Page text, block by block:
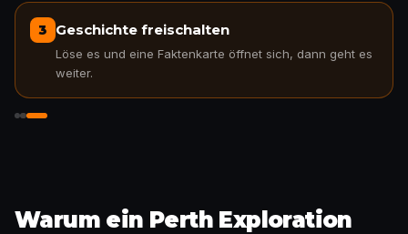
3 Geschichte freischalten
Löse es und eine Faktenkarte öffnet sich, dann geht es
weiter.
Warum ein Perth Exploration